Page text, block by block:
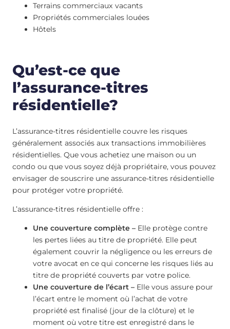
Terrains commerciaux vacants
Propriétés commerciales louées
Hôtels
Qu’est-ce que
l’assurance-titres
résidentielle?
L’assurance-titres résidentielle couvre les risques
généralement associés aux transactions immobilières
résidentielles. Que vous achetiez une maison ou un
condo ou que vous soyez déjà propriétaire, vous pouvez
envisager de souscrire une assurance-titres résidentielle
pour protéger votre propriété.
L’assurance-titres résidentielle offre :
Une couverture complète – Elle protège contre
les pertes liées au titre de propriété. Elle peut
également couvrir la négligence ou les erreurs de
votre avocat en ce qui concerne les risques liés au
titre de propriété couverts par votre police.
Une couverture de l’écart – Elle vous assure pour
l’écart entre le moment où l’achat de votre
propriété est finalisé (jour de la clôture) et le
moment où votre titre est enregistré dans le